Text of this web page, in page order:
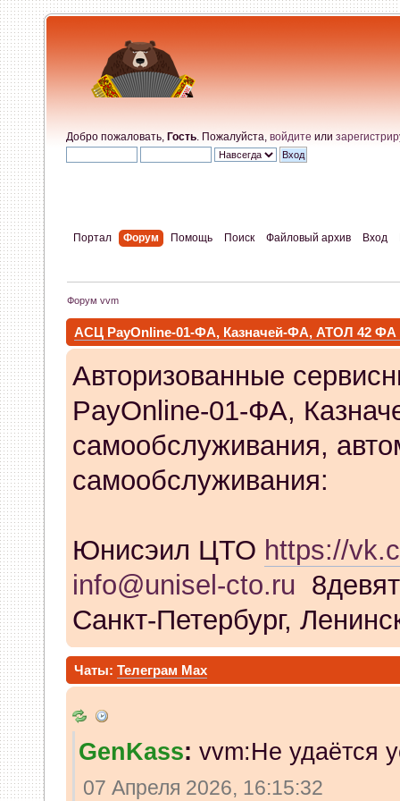
Добро пожаловать, Гость . Пожалуйста, войдите или
Портал Форум Помощь Поиск Файловый архив Вход
Форум vvm
АСЦ PayOnline-01-ФА, Казначей-ФА, АТОЛ 42 ФА
Авторизованные
PayOnline-01-ФА,
самообслуживания,
самообслуживания:
Юнисэил ЦТО https://
info@unisel-cto.ru
Санкт-Петербург,
Чаты:Телеграм Max
GenKass: vvm:Не удаётся
07 Апреля 2026, 16:15:32